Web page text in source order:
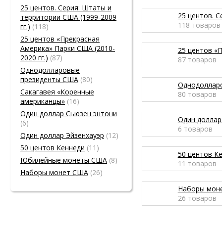
25 центов. Серия: Штаты и
территории США (1999-2009
гг.) (118)
25 центов «Прекрасная
Америка» Парки США (2010-
2020 гг.) (87)
Однодолларовые
президенты США (80)
Сакагавея «Коренные
американцы» (16)
Один доллар Сьюзен энтони
(6)
Один доллар Эйзенхауэр (12)
50 центов Кеннеди (11)
Юбилейные монеты США (8)
Наборы монет США (26)
25 центов.
118 товаров
25 центов
87 товаров
80 товаров
Один
6 товаров
50 центов
11 товаров
Наборы
26 товаров